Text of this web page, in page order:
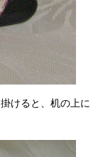
けると、机の上に